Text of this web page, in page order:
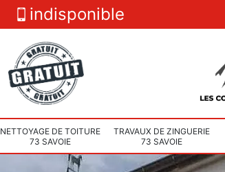
indisponible
NETTOYAGE DE TOITURE
73 SAVOIE
TRAVAUX DE ZINGUERIE
73 SAVOIE